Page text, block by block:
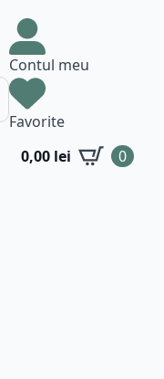
Contul meu
Favorite
0,00 lei 0